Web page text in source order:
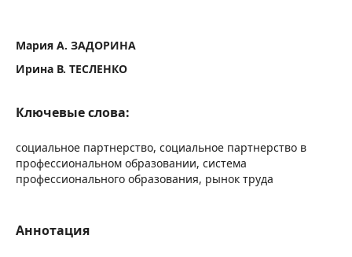
Мария А. ЗАДОРИНА
Ирина В. ТЕСЛЕНКО
Ключевые слова:
социальное партнерство, социальное партнерство в
профессиональном образовании, система
профессионального образования, рынок труда
Аннотация